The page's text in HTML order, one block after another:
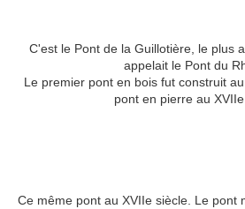
C'est le Pont de la Guillotière, le plus
appelait le Pont du
Le premier pont en bois fut construit
pont en pierre au XVIIe
Ce même pont au XVIIe siècle. Le pont